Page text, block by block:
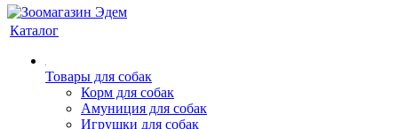
Каталог
Товары для собак
Корм для собак
Амуниция для собак
Игрушки для собак